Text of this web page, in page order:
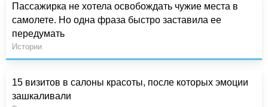
Пассажирка не хотела освобождать чужие места в
самолете. Но одна фраза быстро заставила ее
передумать
Истории
15 визитов в салоны красоты, после которых эмоции
зашкаливали